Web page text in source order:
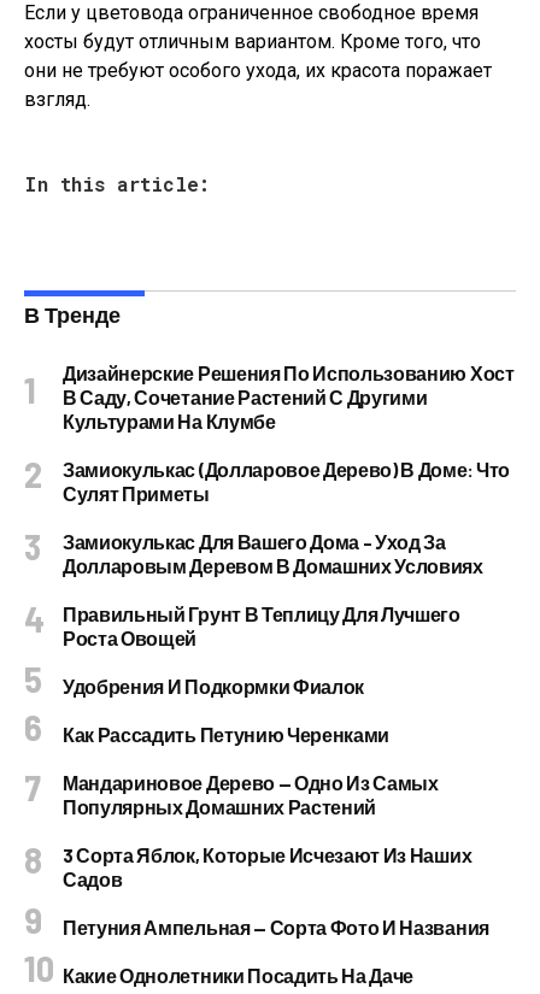
Если у цветовода ограниченное свободное время
хосты будут отличным вариантом. Кроме того, что
они не требуют особого ухода, их красота поражает
взгляд.
In this article:
В Тренде
Дизайнерские Решения По Использованию Хост
В Саду, Сочетание Растений С Другими
Культурами На Клумбе
Замиокулькас (долларовое Дерево) В Доме: Что
Сулят Приметы
Замиокулькас Для Вашего Дома – Уход За
Долларовым Деревом В Домашних Условиях
Правильный Грунт В Теплицу Для Лучшего
Роста Овощей
Удобрения И Подкормки Фиалок
Как Рассадить Петунию Черенками
Мандариновое Дерево — Одно Из Самых
Популярных Домашних Растений
3 Сорта Яблок, Которые Исчезают Из Наших
Садов
Петуния Ампельная — Сорта Фото И Названия
Какие Однолетники Посадить На Даче